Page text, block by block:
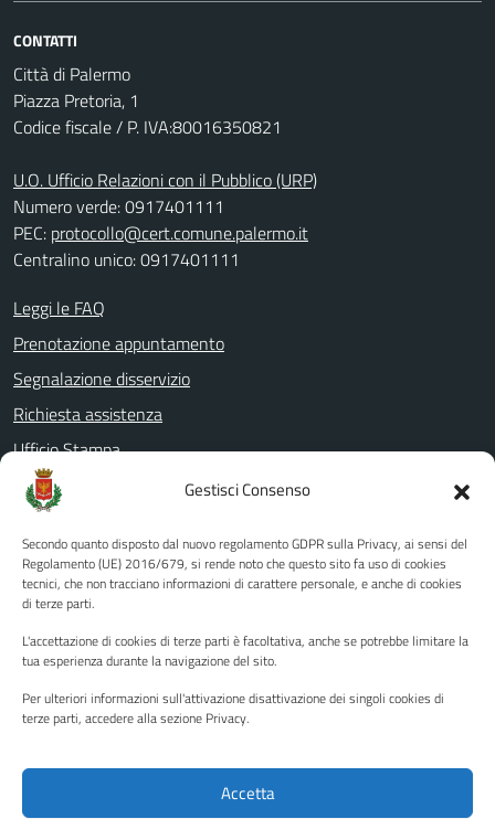
Gestisci Consenso
Secondo quanto disposto dal nuovo regolamento GDPR sulla Privacy, ai sensi del
Regolamento (UE) 2016/679, si rende noto che questo sito fa uso di cookies
tecnici, che non tracciano informazioni di carattere personale, e anche di cookies
di terze parti.
L'accettazione di cookies di terze parti è facoltativa, anche se potrebbe limitare la
tua esperienza durante la navigazione del sito.
Per ulteriori informazioni sull'attivazione disattivazione dei singoli cookies di
terze parti, accedere alla sezione Privacy.
Accetta
CONTATTI
Città di Palermo
Piazza Pretoria, 1
Codice fiscale / P. IVA:80016350821
U.O. Ufficio Relazioni con il Pubblico (URP)
Numero verde: 0917401111
PEC: protocollo@cert.comune.palermo.it
Centralino unico: 0917401111
Leggi le FAQ
Prenotazione appuntamento
Segnalazione disservizio
Richiesta assistenza
Ufficio Stampa
Amministrazione Trasparente
Albo pretorio
Informativa privacy
Note legali
Piano di miglioramento del sito
Instagram